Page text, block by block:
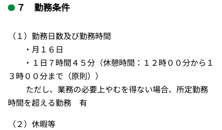
７ 勤務条件
（１）勤務日数及び勤務時間
・月１６日
・１日７時間４５分（休憩時間：１２時００分から１
３時００分まで（原則））
ただし、業務の必要上やむを得ない場合、所定勤務
時間を超える勤務 有
（２）休暇等